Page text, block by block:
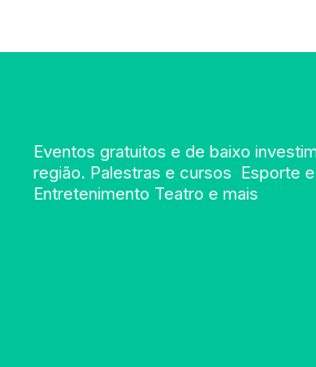
Eventos gratuitos e de baixo
região. Palestras e cursos Esporte e
Entretenimento Teatro e mais